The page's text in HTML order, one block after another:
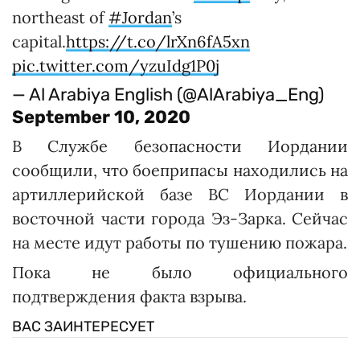
northeast of#Jordan’s
capital.https://t.co/lrXn6fA5xn
pic.twitter.com/yzuIdg1P0j
— Al Arabiya English (@AlArabiya_Eng)
September 10, 2020
В Службе безопасности Иордании
сообщили, что боеприпасы находились на
артиллерийской базе ВС Иордании в
восточной части города Эз-Зарка. Сейчас
на месте идут работы по тушению пожара.
Пока не было официального
подтверждения факта взрыва.
ВАС ЗАИНТЕРЕСУЕТ